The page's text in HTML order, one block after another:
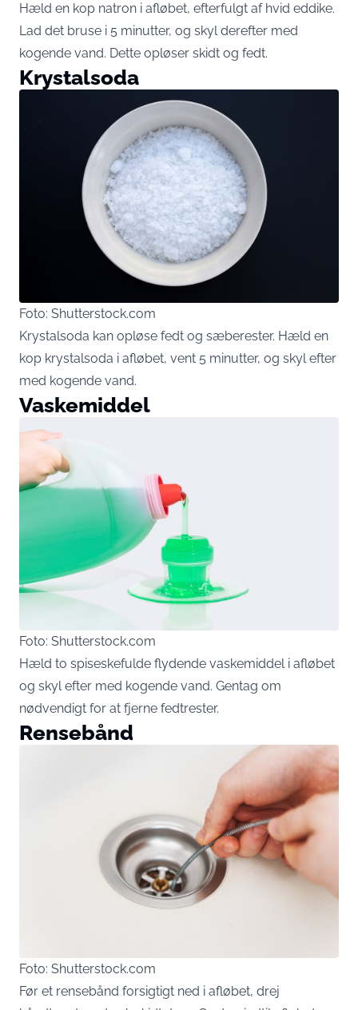
Hæld en kop natron i afløbet, efterfulgt af hvid eddike.
Lad det bruse i 5 minutter, og skyl derefter med
kogende vand. Dette opløser skidt og fedt.
Krystalsoda
Foto: Shutterstock.com
Krystalsoda kan opløse fedt og sæberester. Hæld en
kop krystalsoda i afløbet, vent 5 minutter, og skyl efter
med kogende vand.
Vaskemiddel
Foto: Shutterstock.com
Hæld to spiseskefulde flydende vaskemiddel i afløbet
og skyl efter med kogende vand. Gentag om
nødvendigt for at fjerne fedtrester.
Rensebånd
Foto: Shutterstock.com
Før et rensebånd forsigtigt ned i afløbet, drej